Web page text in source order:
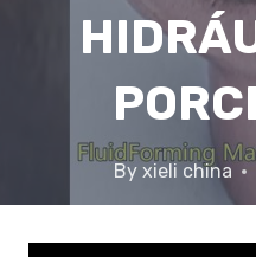
By xieli china